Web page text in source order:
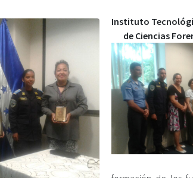
Instituto
de Ciencias